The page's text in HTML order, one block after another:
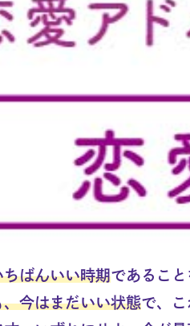
ばんいい時期であるこ
今はまだいい状態で、こ